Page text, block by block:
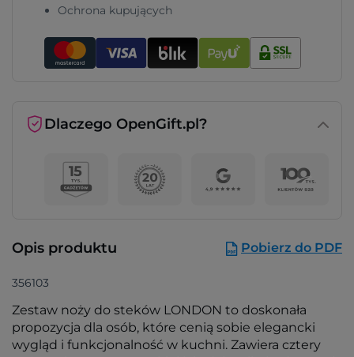
Ochrona kupujących
Dlaczego OpenGift.pl?
Opis produktu Pobierz do PDF
356103
Zestaw noży do steków LONDON to doskonała
propozycja dla osób, które cenią sobie elegancki
wygląd i funkcjonalność w kuchni. Zawiera cztery